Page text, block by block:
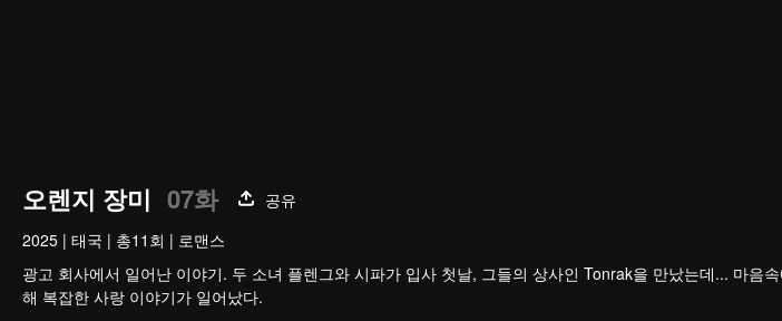
오렌지 장미 07화
공유
2025 | 태국 | 총11회 | 로맨스
광고 회사에서 일어난 이야기. 두 소녀 플렌그와 시파가 입사 첫날, 그들의 상사인 Tonrak을 만났는데... 마음
해 복잡한 사랑 이야기가 일어났다.